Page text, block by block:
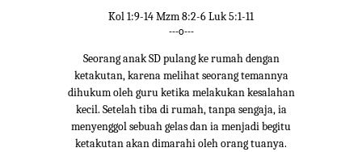
Kol 1:9-14 Mzm 8:2-6 Luk 5:1-11
---o---
Seorang anak SD pulang ke rumah dengan
ketakutan, karena melihat seorang temannya
dihukum oleh guru ketika melakukan kesalahan
kecil. Setelah tiba di rumah, tanpa sengaja, ia
menyenggol sebuah gelas dan ia menjadi begitu
ketakutan akan dimarahi oleh orang tuanya.